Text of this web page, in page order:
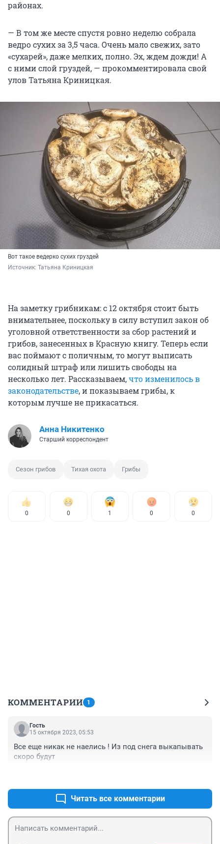
районах.
— В том же месте спустя ровно неделю собрала
ведро сухих за 3,5 часа. Очень мало свежих, зато
«сухарей», даже мелких, полно. Эх, ждем дожди! А
с ними слой груздей, — прокомментировала свой
улов Татьяна Криницкая.
Вот такое ведерко сухих груздей
Источник: Татьяна Криницкая
На заметку грибникам: с 12 октября стоит быть
внимательнее, поскольку в силу вступил закон об
уголовной ответственности за сбор растений и
грибов, занесенных в Красную книгу. Теперь если
вас поймают с поличным, то могут выписать
солидный штраф или лишить свободы на
несколько лет. Рассказываем,что изменилось в
законодательстве, и показываем грибы, к
которым лучше не прикасаться.
Анна Никитенко
Старший корреспондент
Сезон грибов Тихая охота Грибы
0 0 1 0 0
КОММЕНТАРИИ 1
Гость
15 октября 2023, 05:53
Все еще никак не наелись ! Из под снега выкапывать
скоро будут
Читать все комментарии